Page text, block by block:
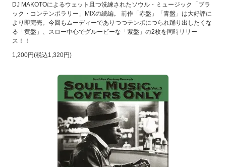
DJ MAKOTOによるウェット且つ洗練されたソウル・ミュージック「ブラ
ック・コンテンポラリー」MIXの続編。 前作「赤盤」「青盤」は大好評に
より即完売。今回もムーディーでありつつテンポにつられ踊り出したくな
る「黄盤」、スロー中心でグルービーな「紫盤」の2枚を同時リリー
ス！！
1,200円(税込1,320円)